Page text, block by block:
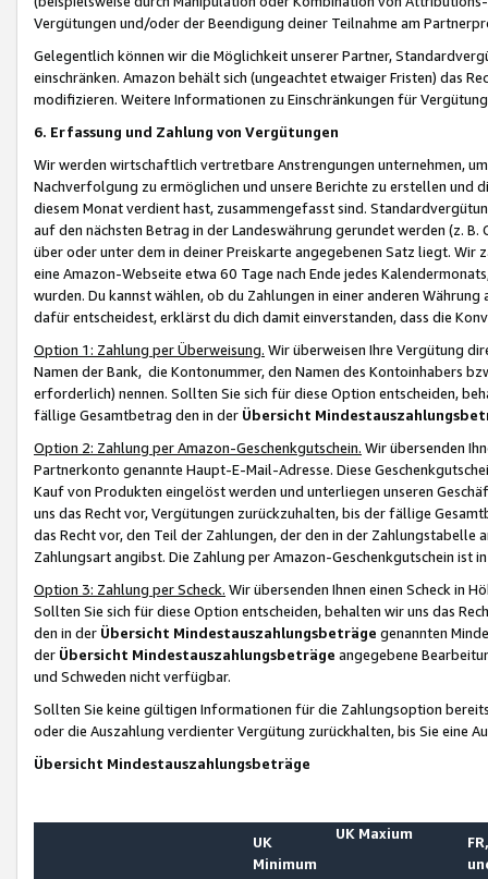
Vergütungen und/oder der Beendigung deiner Teilnahme am
Gelegentlich können wir die Möglichkeit unserer Partner,
einschränken. Amazon behält sich (ungeachtet etwaiger Fristen) das
modifizieren. Weitere Informationen zu Einschränkungen für
6. Erfassung und Zahlung von Vergütungen
Wir werden wirtschaftlich vertretbare Anstrengungen unternehmen,
Nachverfolgung zu ermöglichen und unsere Berichte zu erstellen und
diesem Monat verdient hast, zusammengefasst sind.
auf den nächsten Betrag in der Landeswährung gerundet werden (z.
über oder unter dem in deiner Preiskarte angegebenen Satz liegt.
eine Amazon-Webseite etwa 60 Tage nach Ende jedes
wurden. Du kannst wählen, ob du Zahlungen in einer anderen
dafür entscheidest, erklärst du dich damit einverstanden, dass die
Option 1: Zahlung per Überweisung. Wir überweisen Ihre Vergütung
Namen der Bank, die Kontonummer, den Namen des Kontoinhabers
erforderlich) nennen. Sollten Sie sich für diese Option entscheiden,
fällige Gesamtbetrag den in der Übersicht
Option 2: Zahlung per Amazon-Geschenkgutschein. Wir übersenden
Partnerkonto genannte Haupt-E-Mail-Adresse. Diese
Kauf von Produkten eingelöst werden und unterliegen unseren
uns das Recht vor, Vergütungen zurückzuhalten, bis der fällige
das Recht vor, den Teil der Zahlungen, der den in der
Zahlungsart angibst. Die Zahlung per Amazon-Geschenkgutschein ist
Option 3: Zahlung per Scheck. Wir übersenden Ihnen einen Scheck in
Sollten Sie sich für diese Option entscheiden, behalten wir uns das
den in der Übersicht Mindestauszahlungsbeträge genannten
der Übersicht Mindestauszahlungsbeträge angegebene
und Schweden nicht verfügbar.
Sollten Sie keine gültigen Informationen für die Zahlungsoption
oder die Auszahlung verdienter Vergütung zurückhalten, bis Sie
Übersicht Mindestauszahlungsbeträge
UK
Minimum
UK Maxium